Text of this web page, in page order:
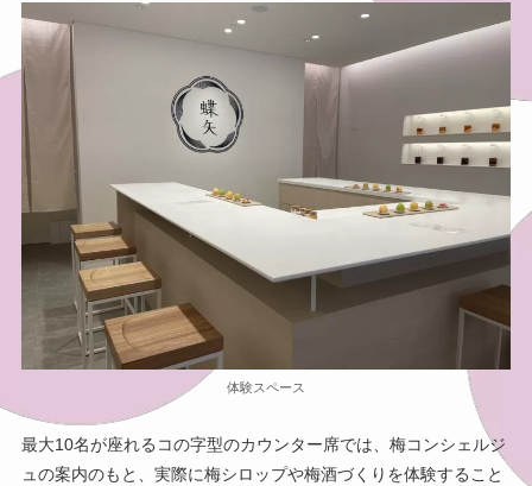
体験スペース
最大10名が座れるコの字型のカウンター席では、梅コンシェルジ
ュの案内のもと、実際に梅シロップや梅酒づくりを体験すること